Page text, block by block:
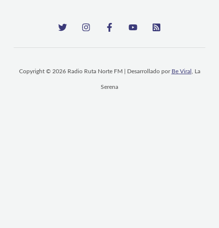
Copyright © 2026 Radio Ruta Norte FM | Desarrollado por Be Viral , La
Serena